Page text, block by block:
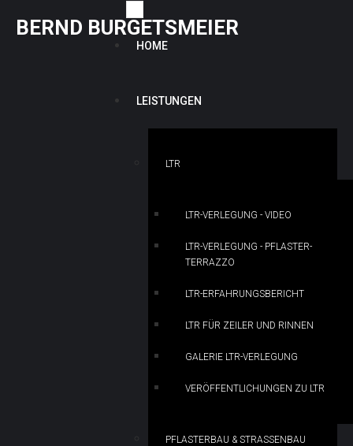
BERND BURGETSMEIER
HOME
LEISTUNGEN
LTR
LTR-VERLEGUNG - VIDEO
LTR-VERLEGUNG - PFLASTER-
TERRAZZO
LTR-ERFAHRUNGSBERICHT
LTR FÜR ZEILER UND RINNEN
GALERIE LTR-VERLEGUNG
VERÖFFENTLICHUNGEN ZU LTR
PFLASTERBAU & STRASSENBAU